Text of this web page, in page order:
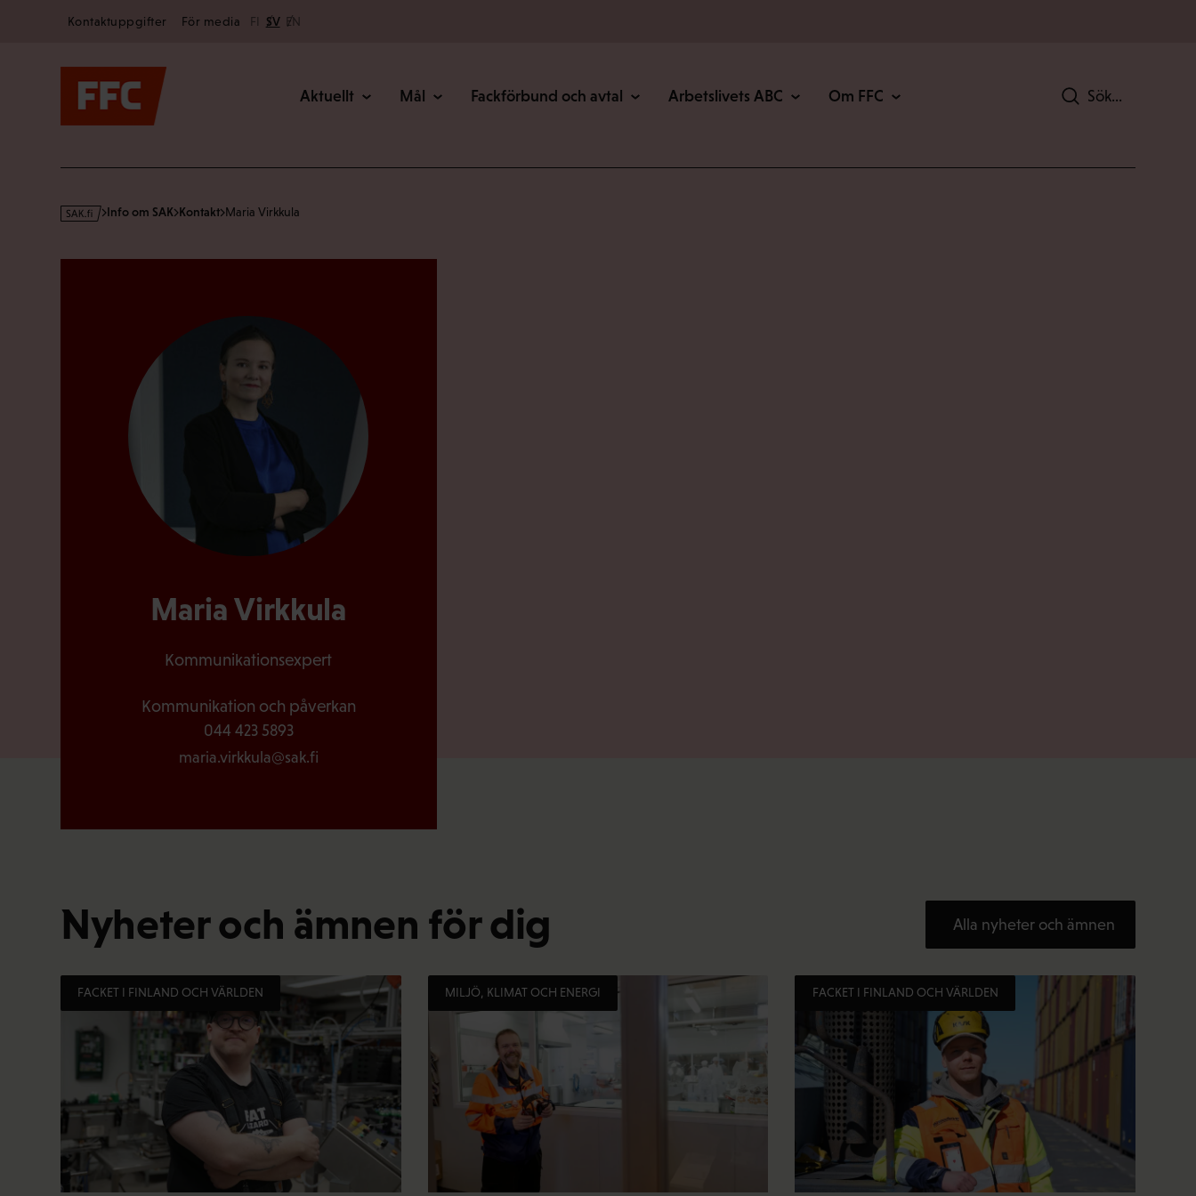
Secondary
Kontaktuppgifter För media FI SV EN
Aktuellt Mål Fackförbund och avtal Arbetslivets ABC Om FFC Sök
s
Info om SAK Kontakt Maria Virkkula
Maria Virkkula
Kommunikationsexpert
Kommunikation och påverkan
044 423 5893
maria.virkkula@sak.fi
Nyheter och ämnen för dig Alla nyheter och ämnen
FACKET I FINLAND OCH VÄRLDEN MILJÖ, KLIMAT OCH ENERGI FACKET I FINLAND OCH VÄRLDEN